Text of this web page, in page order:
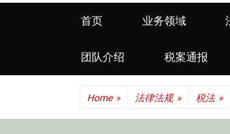
Primary
menu
首页 业务领域
团队介绍 税案通报
Home » 法律法规 » 税法 »